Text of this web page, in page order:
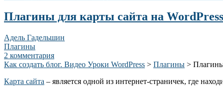
Плагины для карты сайта на WordPress
Адель Гадельшин
Плагины
2 комментария
Как создать блог. Видео Уроки WordPress > Плагины > Плагины
Карта сайта – является одной из интернет-страничек, где